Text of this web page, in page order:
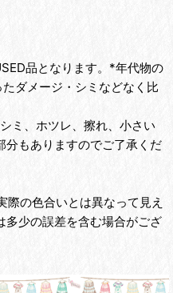
品となります。*年代物の
ダメージ・シミなどなく比
ミ、ホツレ、擦れ、小さい
分もありますのでご了承くだ
際の色合いとは異なって見え
多少の誤差を含む場合がござ